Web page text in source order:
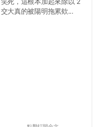
交大真的被陽明拖累欸...